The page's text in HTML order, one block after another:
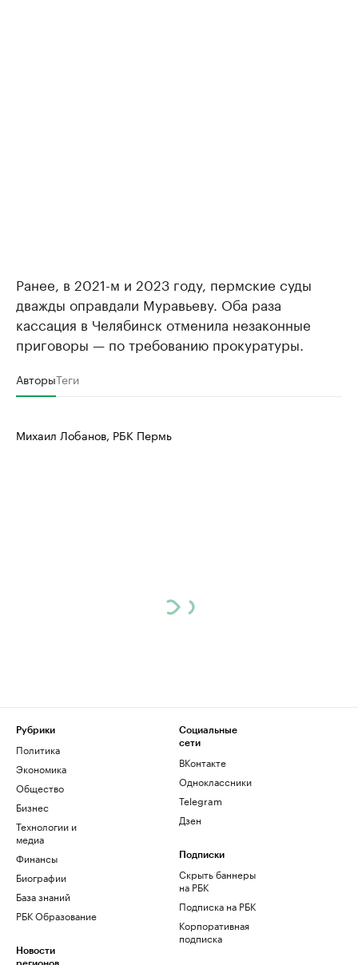
Ранее, в 2021-м и 2023 году, пермские суды
дважды оправдали Муравьеву. Оба раза
кассация в Челябинск отменила незаконные
приговоры — по требованию прокуратуры.
АвторыТеги
Михаил Лобанов, РБК Пермь
Рубрики
Политика
Экономика
Общество
Бизнес
Технологии и
медиа
Финансы
Биографии
База знаний
РБК Образование
Новости
Социальные
сети
ВКонтакте
Одноклассники
Telegram
Дзен
Подписки
Скрыть баннеры
на РБК
Подписка на РБК
Корпоративная
подписка